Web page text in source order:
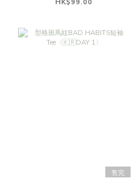
HK$99.00
售完